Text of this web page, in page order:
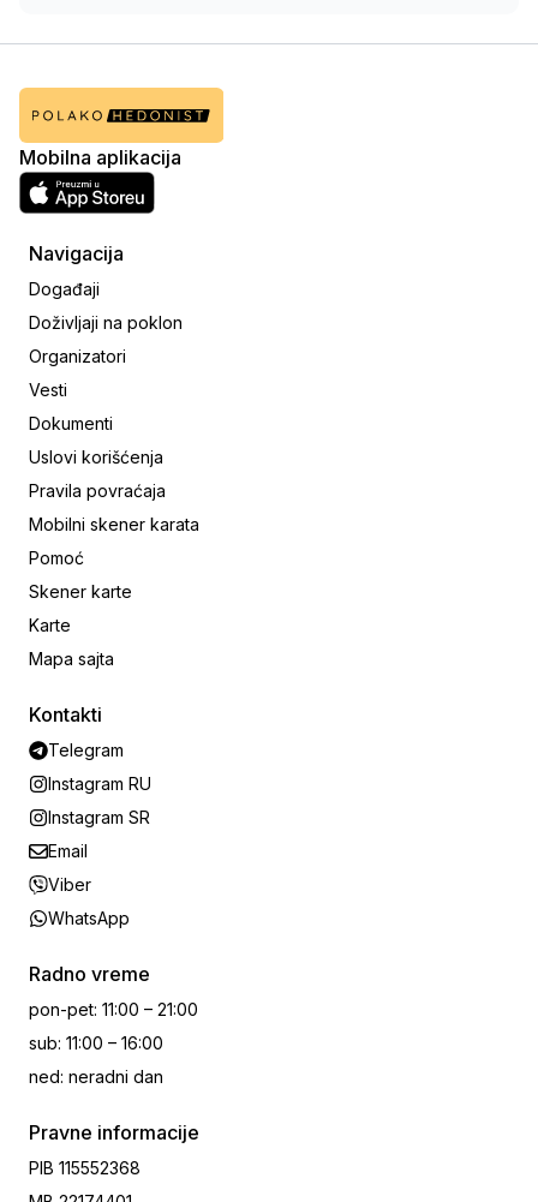
Mobilna aplikacija
Navigacija
Događaji
Doživljaji na poklon
Organizatori
Vesti
Dokumenti
Uslovi korišćenja
Pravila povraćaja
Mobilni skener karata
Pomoć
Skener karte
Karte
Mapa sajta
Kontakti
Telegram
Instagram RU
Instagram SR
Email
Viber
WhatsApp
Radno vreme
pon-pet: 11:00 – 21:00
sub: 11:00 – 16:00
ned: neradni dan
Pravne informacije
PIB 115552368